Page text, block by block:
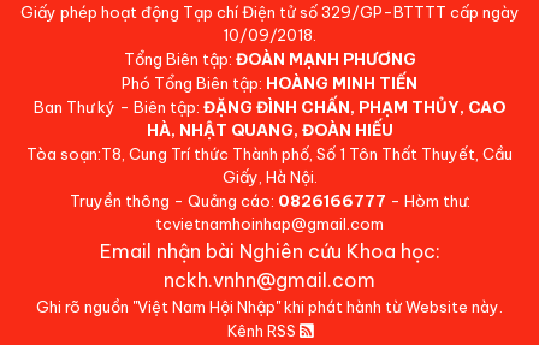
Giấy phép hoạt động Tạp chí Điện tử số 329/GP-BTTTT cấp ngày
10/09/2018.
Tổng Biên tập: ĐOÀN MẠNH PHƯƠNG
Phó Tổng Biên tập: HOÀNG MINH TIẾN
Ban Thư ký - Biên tập: ĐẶNG ĐÌNH CHẤN, PHẠM THỦY, CAO
HÀ, NHẬT QUANG, ĐOÀN HIẾU
Tòa soạn:T8, Cung Trí thức Thành phố, Số 1 Tôn Thất Thuyết, Cầu
Giấy, Hà Nội.
Truyền thông - Quảng cáo: 0826166777 - Hòm thư:
tcvietnamhoinhap@gmail.com
Email nhận bài Nghiên cứu Khoa học:
nckh.vnhn@gmail.com
Ghi rõ nguồn "Việt Nam Hội Nhập" khi phát hành từ Website này.
Kênh RSS